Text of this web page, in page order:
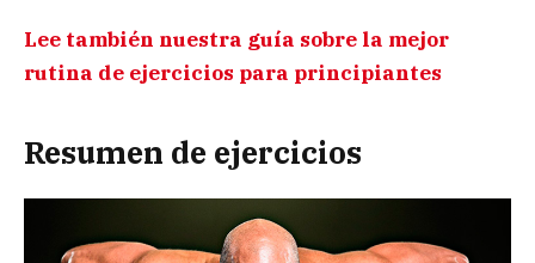
Lee también nuestra guía sobre la mejor
rutina de ejercicios para principiantes
Resumen de ejercicios